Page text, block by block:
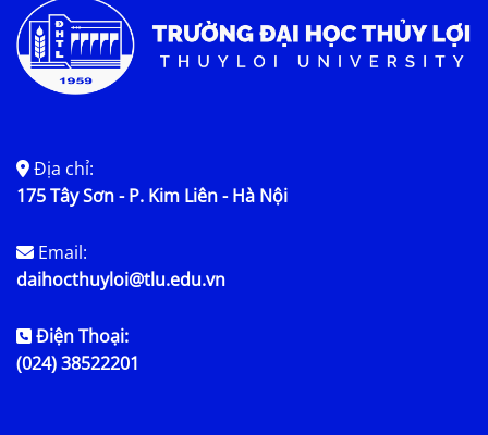
Địa chỉ:
175 Tây Sơn - P. Kim Liên - Hà Nội
Email:
daihocthuyloi@tlu.edu.vn
Điện Thoại:
(024) 38522201